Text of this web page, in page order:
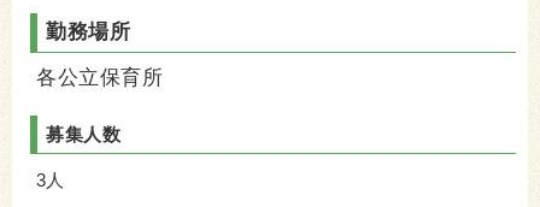
勤務場所
各公立保育所
募集人数
3人